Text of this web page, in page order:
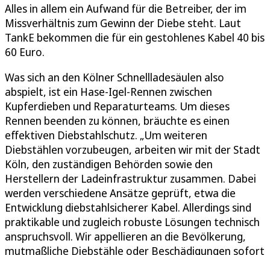
Alles in allem ein Aufwand für die Betreiber, der im
Missverhältnis zum Gewinn der Diebe steht. Laut
TankE bekommen die für ein gestohlenes Kabel 40 bis
60 Euro.
Was sich an den Kölner Schnellladesäulen also
abspielt, ist ein Hase-Igel-Rennen zwischen
Kupferdieben und Reparaturteams. Um dieses
Rennen beenden zu können, bräuchte es einen
effektiven Diebstahlschutz. „Um weiteren
Diebstählen vorzubeugen, arbeiten wir mit der Stadt
Köln, den zuständigen Behörden sowie den
Herstellern der Ladeinfrastruktur zusammen. Dabei
werden verschiedene Ansätze geprüft, etwa die
Entwicklung diebstahlsicherer Kabel. Allerdings sind
praktikable und zugleich robuste Lösungen technisch
anspruchsvoll. Wir appellieren an die Bevölkerung,
mutmaßliche Diebstähle oder Beschädigungen sofort